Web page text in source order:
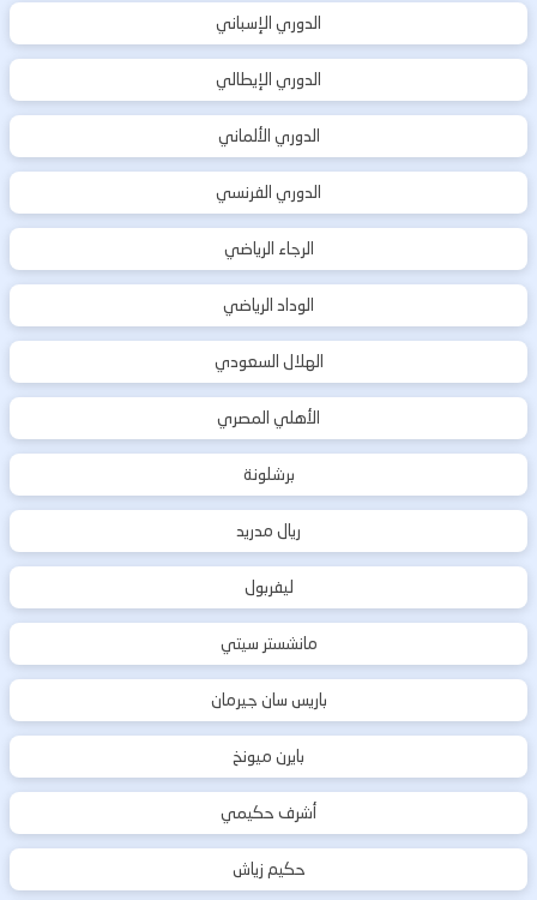
الدوري الإسباني
الدوري الإيطالي
الدوري الألماني
الدوري الفرنسي
الرجاء الرياضي
الوداد الرياضي
الهلال السعودي
الأهلي المصري
برشلونة
ريال مدريد
ليفربول
مانشستر سيتي
باريس سان جيرمان
بايرن ميونخ
أشرف حكيمي
حكيم زياش